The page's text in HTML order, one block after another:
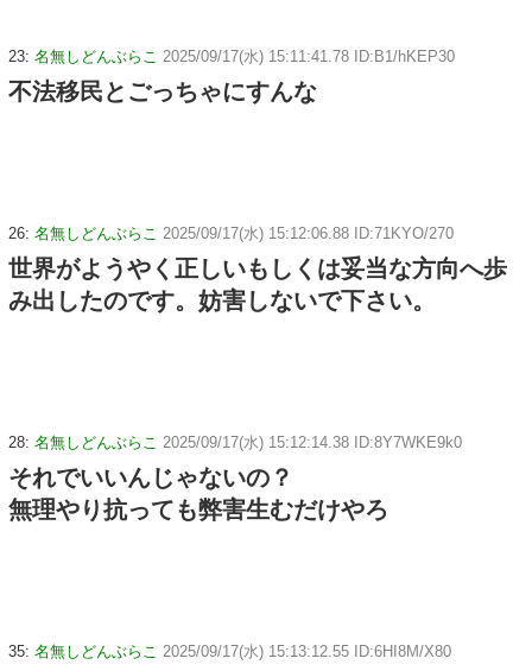
23: 名無しどんぶらこ 2025/09/17(水) 15:11:41.78 ID:B1/hKEP30
不法移民とごっちゃにすんな
26: 名無しどんぶらこ 2025/09/17(水) 15:12:06.88 ID:71KYO/270
世界がようやく正しいもしくは妥当な方向へ歩
み出したのです。妨害しないで下さい。
28: 名無しどんぶらこ 2025/09/17(水) 15:12:14.38 ID:8Y7WKE9k0
それでいいんじゃないの？
無理やり抗っても弊害生むだけやろ
35: 名無しどんぶらこ 2025/09/17(水) 15:13:12.55 ID:6HI8M/X80